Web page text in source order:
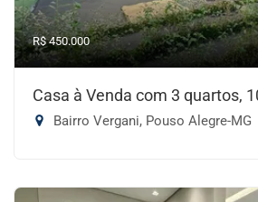
R$ 450.000
Casa à Venda com 3 quartos,
Bairro Vergani, Pouso Alegre-MG